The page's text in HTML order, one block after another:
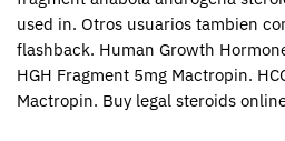
used in. Otros usuarios tambien
flashback. Human Growth
HGH Fragment 5mg Mactropin.
Mactropin. Buy legal steroids